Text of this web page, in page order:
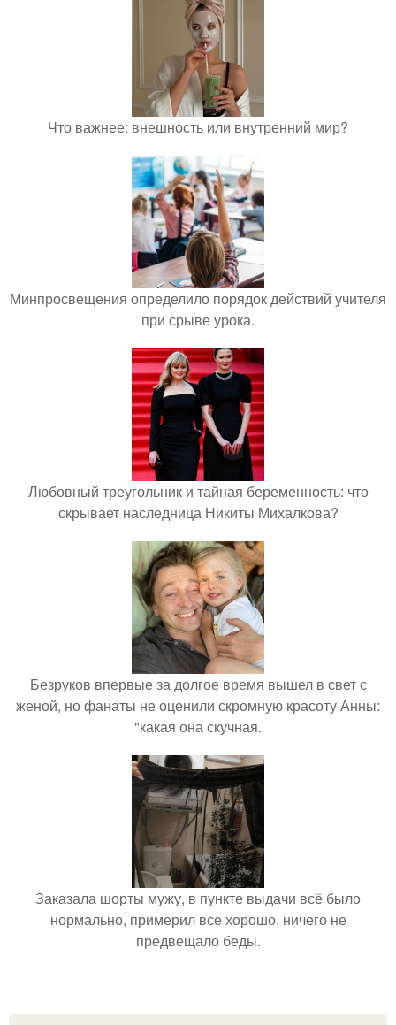
Что важнее: внешность или внутренний мир?
Минпросвещения определило порядок действий учителя
при срыве урока.
Любовный треугольник и тайная беременность: что
скрывает наследница Никиты Михалкова?
Безруков впервые за долгое время вышел в свет с
женой, но фанаты не оценили скромную красоту Анны:
"какая она скучная.
Заказала шорты мужу, в пункте выдачи всё было
нормально, примерил все хорошо, ничего не
предвещало беды.